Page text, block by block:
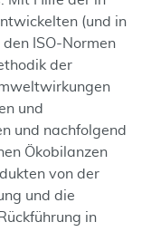
(und in
ISO-Normen
der
und
und nachfolgend
Ökobilanzen
von der
und die
in